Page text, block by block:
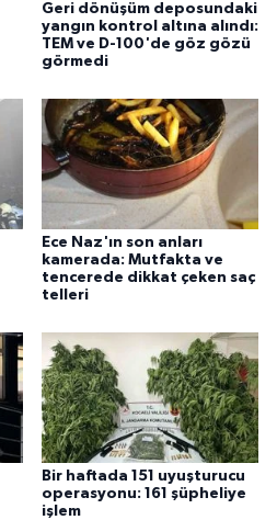
Geri dönüşüm deposundaki
yangın kontrol altına alındı:
TEM ve D-100'de göz gözü
görmedi
Ece Naz'ın son anları
kamerada: Mutfakta ve
tencerede dikkat çeken saç
telleri
Bir haftada 151 uyuşturucu
operasyonu: 161 şüpheliye
işlem